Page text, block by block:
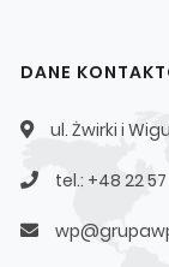
DANE
ul. Żwirki i
tel.: +48 22